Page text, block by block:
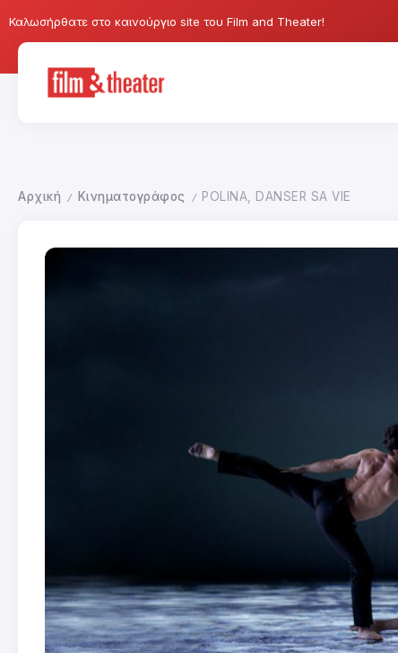
Καλωσήρθατε στο καινούργιο site του Film and Theater!
Αρχική / Κινηματογράφος / POLINA, DANSER SA VIE